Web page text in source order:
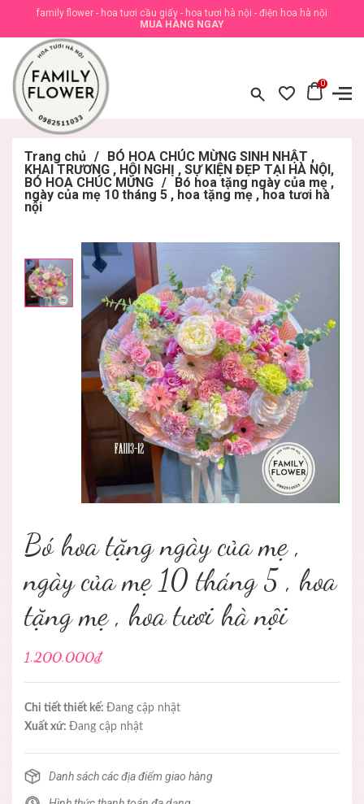
family flower - hoa tươi cầu giấy - hoa tươi hà nội - điện hoa hà nội
MUA HÀNG NGAY
0
Trang chủ / BÓ HOA CHÚC MỪNG SINH NHẬT ,
KHAI TRƯƠNG , HỘI NGHỊ , SỰ KIỆN ĐẸP TẠI HÀ NỘI,
BÓ HOA CHÚC MỪNG / Bó hoa tặng ngày của mẹ ,
ngày của mẹ 10 tháng 5 , hoa tặng mẹ , hoa tươi hà
nội
Bó hoa tặng ngày của mẹ ,
ngày của mẹ 10 tháng 5 , hoa
tặng mẹ , hoa tươi hà nội
1.200.000₫
Chi tiết thiết kế: Đang cập nhật
Xuất xứ: Đang cập nhật
Danh sách các địa điểm giao hàng